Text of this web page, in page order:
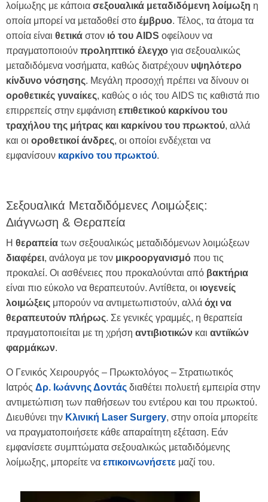
λοίμωξης με κάποια σεξουαλικά μεταδιδόμενη λοίμωξη η
οποία μπορεί να μεταδοθεί στο έμβρυο. Τέλος, τα άτομα τα
οποία είναι θετικά στον ιό του AIDS οφείλουν να
πραγματοποιούν προληπτικό έλεγχο για σεξουαλικώς
μεταδιδόμενα νοσήματα, καθώς διατρέχουν υψηλότερο
κίνδυνο νόσησης. Μεγάλη προσοχή πρέπει να δίνουν οι
οροθετικές γυναίκες, καθώς ο ιός του AIDS τις καθιστά πιο
επιρρεπείς στην εμφάνιση επιθετικού καρκίνου του
τραχήλου της μήτρας και καρκίνου του πρωκτού, αλλά
και οι οροθετικοί άνδρες, οι οποίοι ενδέχεται να
εμφανίσουν καρκίνο του πρωκτού.
Σεξουαλικά Μεταδιδόμενες Λοιμώξεις:
Διάγνωση & Θεραπεία
Η θεραπεία των σεξουαλικώς μεταδιδόμενων λοιμώξεων
διαφέρει, ανάλογα με τον μικροοργανισμό που τις
προκαλεί. Οι ασθένειες που προκαλούνται από βακτήρια
είναι πιο εύκολο να θεραπευτούν. Αντίθετα, οι ιογενείς
λοιμώξεις μπορούν να αντιμετωπιστούν, αλλά όχι να
θεραπευτούν πλήρως. Σε γενικές γραμμές, η θεραπεία
πραγματοποιείται με τη χρήση αντιβιοτικών και αντιϊκών
φαρμάκων.
Ο Γενικός Χειρουργός – Πρωκτολόγος – Στρατιωτικός
Ιατρός Δρ. Ιωάννης Δοντάς διαθέτει πολυετή εμπειρία στην
αντιμετώπιση των παθήσεων του εντέρου και του πρωκτού.
Διευθύνει την Κλινική Laser Surgery, στην οποία μπορείτε
να πραγματοποιήσετε κάθε απαραίτητη εξέταση. Εάν
εμφανίσετε συμπτώματα σεξουαλικώς μεταδιδόμενης
λοίμωξης, μπορείτε να επικοινωνήσετε μαζί του.